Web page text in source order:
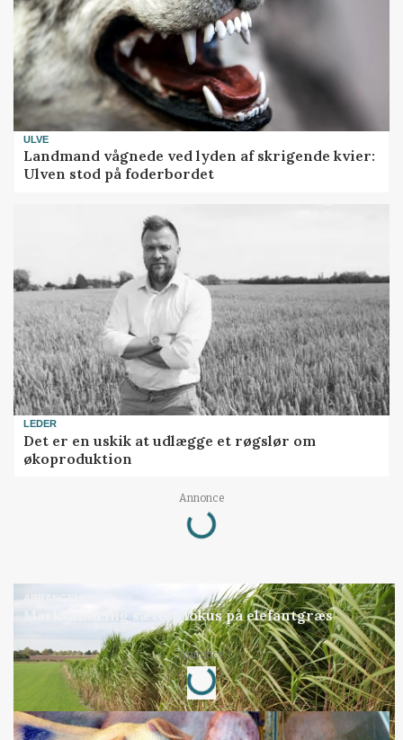
ULVE
Landmand vågnede ved lyden af skrigende kvier:
Ulven stod på foderbordet
LEDER
Det er en uskik at udlægge et røgslør om
økoproduktion
Annonce
Loading...
ARRANGEMENT
Markvandring sætter fokus på elefantgræs
Annonce
Loading...